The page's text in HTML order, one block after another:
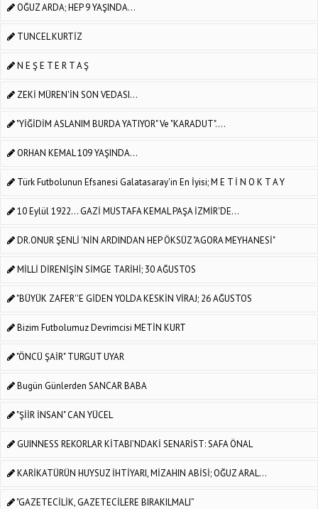
OĞUZ ARDA; HEP 9 YAŞINDA...
TUNCEL KURTİZ
N E Ş E T E R T A Ş
ZEKİ MÜREN'İN SON VEDASI...
"YİĞİDİM ASLANIM BURDA YATIYOR" Ve "KARADUT"....
ORHAN KEMAL 109 YAŞINDA...
Türk Futbolunun Efsanesi Galatasaray'in En İyisi; M E T İ N O K T A Y
10 Eylül 1922... GAZİ MUSTAFA KEMAL PAŞA İZMİR'DE...
DR.ONUR ŞENLİ 'NİN ARDINDAN HEP ÖKSÜZ "AGORA MEYHANESİ"
MİLLİ DİRENİŞİN SİMGE TARİHİ; 30 AĞUSTOS
"BÜYÜK ZAFER''E GİDEN YOLDA KESKİN VİRAJ; 26 AĞUSTOS
Bizim Futbolumuz Devrimcisi METİN KURT
"ÖNCÜ ŞAİR" TURGUT UYAR
Bugün Günlerden SANCAR BABA
"ŞİİR İNSAN" CAN YÜCEL
GUINNESS REKORLAR KİTABI’NDAKİ SENARİST: SAFA ÖNAL
KARİKATÜRÜN HUYSUZ İHTİYARI, MİZAHIN ABİSİ; OĞUZ ARAL...
"GAZETECİLİK, GAZETECİLERE BIRAKILMALI”